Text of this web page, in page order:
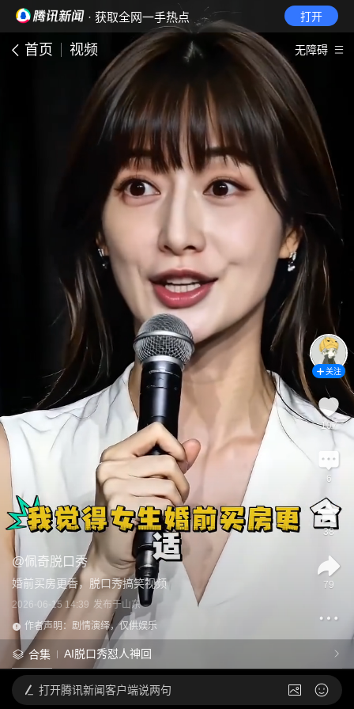
· 获取全网一手热点 打开
首页 视频 无障碍
@佩奇脱口秀
婚前买房更香，脱口秀搞笑视频
2026-06-15 14:39 发布于山东
作者声明：剧情演绎，仅供娱乐
合集 AI脱口秀怼人神回
关注
107
6
38
79
打开腾讯新闻客户端说两句